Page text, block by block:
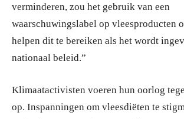
verminderen, zou het gebruik van een
waarschuwingslabel op vleesproducten
helpen dit te bereiken als het wordt
nationaal beleid.”
Klimaatactivisten voeren hun oorlog
op. Inspanningen om vleesdiëten te